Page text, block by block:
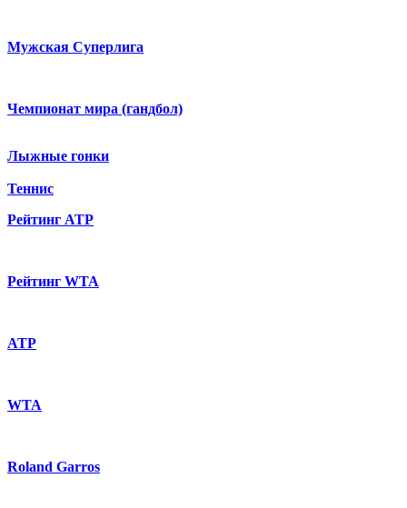
Мужская Суперлига
Чемпионат мира (гандбол)
Лыжные гонки
Теннис
Рейтинг ATP
Рейтинг WTA
ATP
WTA
Roland Garros